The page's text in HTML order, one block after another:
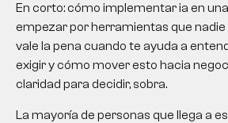
En corto: cómo implementar ia en
empezar por herramientas que
vale la pena cuando te ayuda a
exigir y cómo mover esto hacia
claridad para decidir, sobra.
La mayoría de personas que llega a